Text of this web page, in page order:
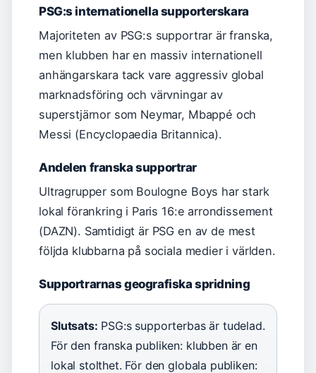
PSG:s internationella supporterskara
Majoriteten av PSG:s supportrar är franska,
men klubben har en massiv internationell
anhängarskara tack vare aggressiv global
marknadsföring och värvningar av
superstjärnor som Neymar, Mbappé och
Messi (Encyclopaedia Britannica).
Andelen franska supportrar
Ultragrupper som Boulogne Boys har stark
lokal förankring i Paris 16:e arrondissement
(DAZN). Samtidigt är PSG en av de mest
följda klubbarna på sociala medier i världen.
Supportrarnas geografiska spridning
Slutsats: PSG:s supporterbas är tudelad.
För den franska publiken: klubben är en
lokal stolthet. För den globala publiken: